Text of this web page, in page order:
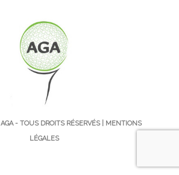
AGA- TOUS DROITS RÉSERVÉS | MENTIONS
LÉGALES